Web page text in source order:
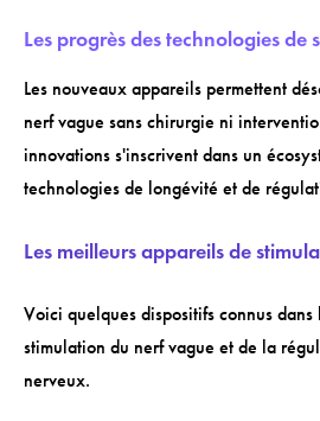
Les progrès des technologies de
Les nouveaux appareils permettent
nerf vague sans chirurgie ni
innovations s'inscrivent dans un
technologies de longévité et de
Les meilleurs appareils de
Voici quelques dispositifs connus
stimulation du nerf vague et de la
nerveux.